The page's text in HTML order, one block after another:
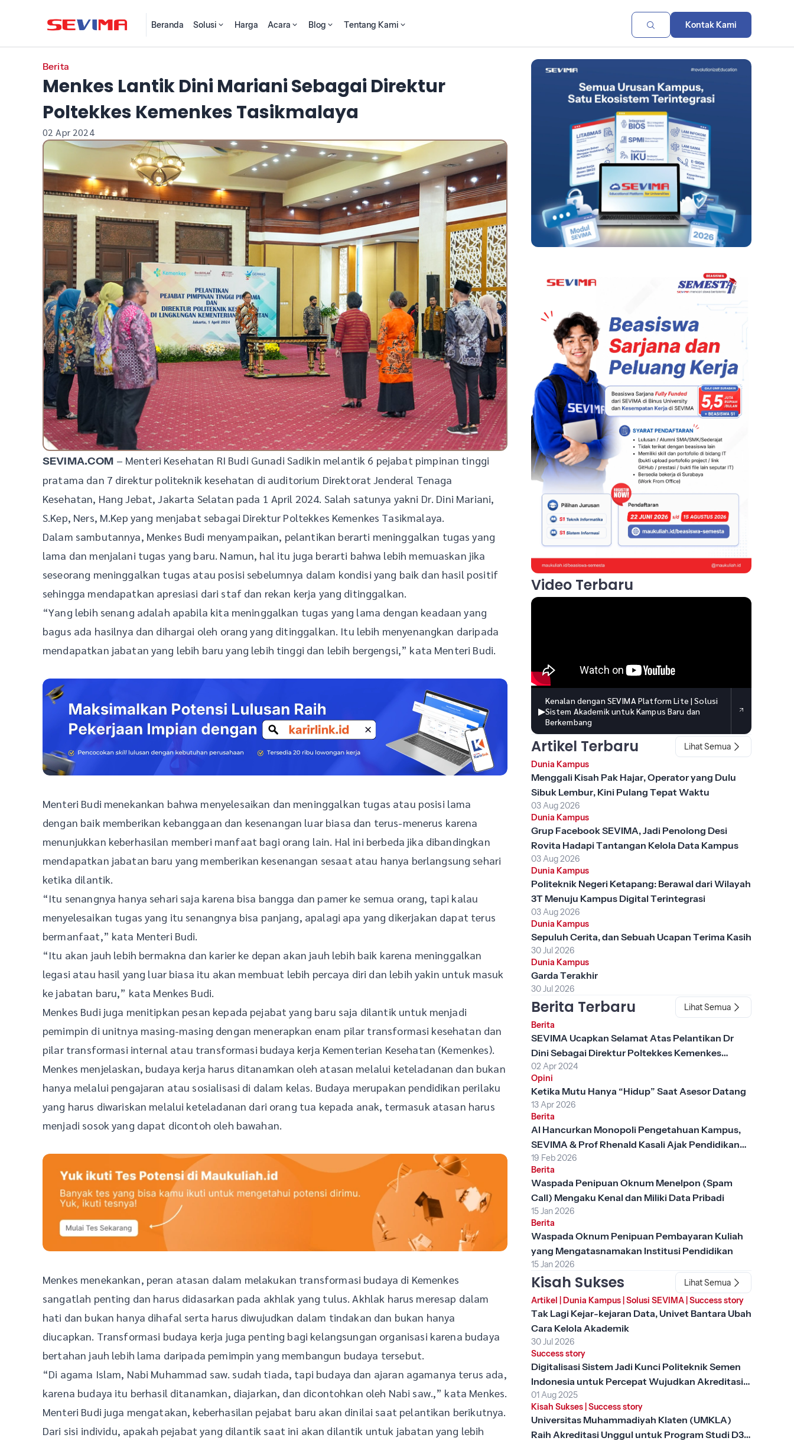
Beranda Solusi Harga Acara Blog Tentang Kami Kontak Kami
Berita
Menkes Lantik Dini Mariani Sebagai Direktur
Poltekkes Kemenkes Tasikmalaya
02 Apr 2024
SEVIMA.COM – Menteri Kesehatan RI Budi Gunadi Sadikin melantik 6 pejabat pimpinan tinggi
pratama dan 7 direktur politeknik kesehatan di auditorium Direktorat Jenderal Tenaga
Kesehatan, Hang Jebat, Jakarta Selatan pada 1 April 2024. Salah satunya yakni Dr. Dini Mariani,
S.Kep, Ners, M.Kep yang menjabat sebagai Direktur Poltekkes Kemenkes Tasikmalaya.
Dalam sambutannya, Menkes Budi menyampaikan, pelantikan berarti meninggalkan tugas yang
lama dan menjalani tugas yang baru. Namun, hal itu juga berarti bahwa lebih memuaskan jika
seseorang meninggalkan tugas atau posisi sebelumnya dalam kondisi yang baik dan hasil positif
sehingga mendapatkan apresiasi dari staf dan rekan kerja yang ditinggalkan.
“Yang lebih senang adalah apabila kita meninggalkan tugas yang lama dengan keadaan yang
bagus ada hasilnya dan dihargai oleh orang yang ditinggalkan. Itu lebih menyenangkan daripada
mendapatkan jabatan yang lebih baru yang lebih tinggi dan lebih bergengsi,” kata Menteri Budi.
Menteri Budi menekankan bahwa menyelesaikan dan meninggalkan tugas atau posisi lama
dengan baik memberikan kebanggaan dan kesenangan luar biasa dan terus-menerus karena
menunjukkan keberhasilan memberi manfaat bagi orang lain. Hal ini berbeda jika dibandingkan
mendapatkan jabatan baru yang memberikan kesenangan sesaat atau hanya berlangsung sehari
ketika dilantik.
“Itu senangnya hanya sehari saja karena bisa bangga dan pamer ke semua orang, tapi kalau
menyelesaikan tugas yang itu senangnya bisa panjang, apalagi apa yang dikerjakan dapat terus
bermanfaat,” kata Menteri Budi.
“Itu akan jauh lebih bermakna dan karier ke depan akan jauh lebih baik karena meninggalkan
legasi atau hasil yang luar biasa itu akan membuat lebih percaya diri dan lebih yakin untuk masuk
ke jabatan baru,” kata Menkes Budi.
Menkes Budi juga menitipkan pesan kepada pejabat yang baru saja dilantik untuk menjadi
pemimpin di unitnya masing-masing dengan menerapkan enam pilar transformasi kesehatan dan
pilar transformasi internal atau transformasi budaya kerja Kementerian Kesehatan (Kemenkes).
Menkes menjelaskan, budaya kerja harus ditanamkan oleh atasan melalui keteladanan dan bukan
hanya melalui pengajaran atau sosialisasi di dalam kelas. Budaya merupakan pendidikan perilaku
yang harus diwariskan melalui keteladanan dari orang tua kepada anak, termasuk atasan harus
menjadi sosok yang dapat dicontoh oleh bawahan.
Menkes menekankan, peran atasan dalam melakukan transformasi budaya di Kemenkes
sangatlah penting dan harus didasarkan pada akhlak yang tulus. Akhlak harus meresap dalam
hati dan bukan hanya dihafal serta harus diwujudkan dalam tindakan dan bukan hanya
diucapkan. Transformasi budaya kerja juga penting bagi kelangsungan organisasi karena budaya
bertahan jauh lebih lama daripada pemimpin yang membangun budaya tersebut.
“Di agama Islam, Nabi Muhammad saw. sudah tiada, tapi budaya dan ajaran agamanya terus ada,
karena budaya itu berhasil ditanamkan, diajarkan, dan dicontohkan oleh Nabi saw.,” kata Menkes.
Menteri Budi juga mengatakan, keberhasilan pejabat baru akan dinilai saat pelantikan berikutnya.
Dari sisi individu, apakah pejabat yang dilantik saat ini akan dilantik untuk jabatan yang lebih
Video Terbaru
▶
Kenalan dengan SEVIMA Platform Lite | Solusi
Sistem Akademik untuk Kampus Baru dan
Berkembang
Artikel Terbaru
Lihat Semua
Dunia Kampus
Menggali Kisah Pak Hajar, Operator yang Dulu
Sibuk Lembur, Kini Pulang Tepat Waktu
03 Aug 2026
Dunia Kampus
Grup Facebook SEVIMA, Jadi Penolong Desi
Rovita Hadapi Tantangan Kelola Data Kampus
03 Aug 2026
Dunia Kampus
Politeknik Negeri Ketapang: Berawal dari Wilayah
3T Menuju Kampus Digital Terintegrasi
03 Aug 2026
Dunia Kampus
Sepuluh Cerita, dan Sebuah Ucapan Terima Kasih
30 Jul 2026
Dunia Kampus
Garda Terakhir
30 Jul 2026
Berita Terbaru
Lihat Semua
Berita
SEVIMA Ucapkan Selamat Atas Pelantikan Dr
Dini Sebagai Direktur Poltekkes Kemenkes
Tasikmalaya
02 Apr 2024
Opini
Ketika Mutu Hanya “Hidup” Saat Asesor Datang
13 Apr 2026
Berita
AI Hancurkan Monopoli Pengetahuan Kampus,
SEVIMA & Prof Rhenald Kasali Ajak Pendidikan
Tinggi Berubah
19 Feb 2026
Berita
Waspada Penipuan Oknum Menelpon (Spam
Call) Mengaku Kenal dan Miliki Data Pribadi
15 Jan 2026
Berita
Waspada Oknum Penipuan Pembayaran Kuliah
yang Mengatasnamakan Institusi Pendidikan
15 Jan 2026
Kisah Sukses
Lihat Semua
Artikel Dunia Kampus| Solusi SEVIMA| Success story
Tak Lagi Kejar-kejaran Data, Univet Bantara Ubah
Cara Kelola Akademik
30 Jul 2026
Success story
Digitalisasi Sistem Jadi Kunci Politeknik Semen
Indonesia untuk Percepat Wujudkan Akreditasi
Unggul
01 Aug 2025
Kisah Sukses| Success story
Universitas Muhammadiyah Klaten (UMKLA)
Raih Akreditasi Unggul untuk Program Studi D3